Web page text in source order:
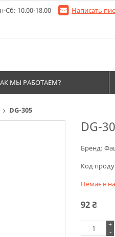
DG-305
DG-
Бренд:
Код
Немає в
92₴
+
-
Сб: 10.00-18.00 Написать
МЫ РАБОТАЕМ?